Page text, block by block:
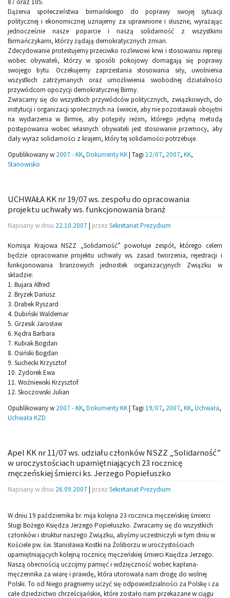
87 oraz 105.
Dążenia społeczeństwa birmańskiego do poprawy swojej sytuacji
politycznej i ekonomicznej uznajemy za uprawnione i słuszne, wyrażając
jednocześnie nasze poparcie i naszą solidarność z wszystkimi
Birmańczykami, którzy żądają demokratycznych zmian.
Zdecydowanie protestujemy przeciwko rozlewowi krwi i stosowaniu represji
wobec obywateli, którzy w sposób pokojowy domagają się poprawy
swojego bytu. Oczekujemy zaprzestania stosowania siły, uwolnienia
wszystkich zatrzymanych oraz umożliwienia swobodnej działalności
przywódcom opozycji demokratycznej Birmy.
Zwracamy się do wszystkich przywódców politycznych, związkowych, do
instytucji i organizacji społecznych na świecie, aby nie pozostawali obojętni
na wydarzenia w Birmie, aby potępiły reżim, którego jedyną metodą
postępowania wobec własnych obywateli jest stosowanie przemocy, aby
dały wyraz solidarności z krajem, który tej solidarności potrzebuje.
Opublikowany w 2007 - KK, Dokumenty KK| Tagi 12/07, 2007, KK,
Stanowisko
UCHWAŁA KK nr 19/07 ws. zespołu do opracowania
projektu uchwały ws. funkcjonowania branż
Napisany w dniu 22.10.2007 | przez Sekretariat Prezydium
Komisja Krajowa NSZZ „Solidarność” powołuje zespół, którego celem
będzie opracowanie projektu uchwały ws. zasad tworzenia, rejestracji i
funkcjonowania branżowych jednostek organizacyjnych Związku w
składzie:
1. Bujara Alfred
2. Bryzek Dariusz
3. Drabek Ryszard
4. Dubiński Waldemar
5. Grzesik Jarosław
6. Kędra Barbara
7. Kubiak Bogdan
8. Osiński Bogdan
9. Suchecki Krzysztof
10. Zydorek Ewa
11. Woźniewski Krzysztof
12. Skoczowski Julian
Opublikowany w 2007 - KK, Dokumenty KK| Tagi 19/07, 2007, KK, Uchwała,
Uchwała KZD
Apel KK nr 11/07 ws. udziału członków NSZZ „Solidarność”
w uroczystościach upamiętniających 23 rocznicę
męczeńskiej śmierci ks. Jerzego Popiełuszko
Napisany w dniu 26.09.2007 | przez Sekretariat Prezydium
W dniu 19 października br. mija kolejna 23 rocznica męczeńskiej śmierci
Sługi Bożego Księdza Jerzego Popiełuszko. Zwracamy się do wszystkich
członków i struktur naszego Związku, abyśmy uczestniczyli w tym dniu w
Kościele pw. św. Stanisława Kostki na Żoliborzu w uroczystościach
upamiętniających kolejną rocznicę męczeńskiej śmierci Księdza Jerzego.
Naszą obecnością uczcijmy pamięć i wdzięczność wobec kapłana-
męczennika za wiarę i prawdę, która utorowała nam drogę do wolnej
Polski. To od Niego pragniemy uczyć się odpowiedzialności za Polskę i za
całe dziedzictwo chrześcijańskie, które zostało nam przekazane w ciągu